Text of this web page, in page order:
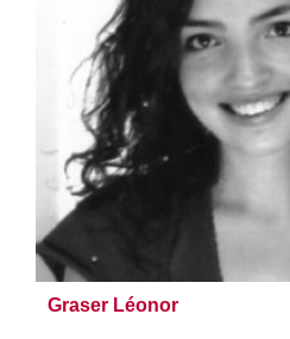
Graser Léonor